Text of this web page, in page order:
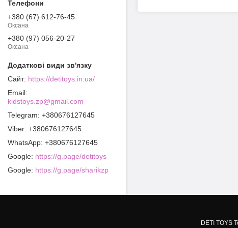
+380 (67) 612-76-45
Оксана
+380 (97) 056-20-27
Оксана
https://detitoys.in.ua/
kidstoys.zp@gmail.com
+380676127645
+380676127645
+380676127645
Google https://g.page/detitoys
Google https://g.page/sharikzp